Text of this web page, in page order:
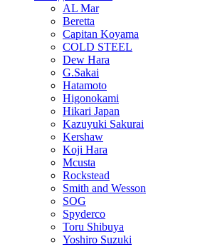
AL Mar
Beretta
Capitan Koyama
COLD STEEL
Dew Hara
G.Sakai
Hatamoto
Higonokami
Hikari Japan
Kazuyuki Sakurai
Kershaw
Koji Hara
Mcusta
Rockstead
Smith and Wesson
SOG
Spyderco
Toru Shibuya
Yoshiro Suzuki